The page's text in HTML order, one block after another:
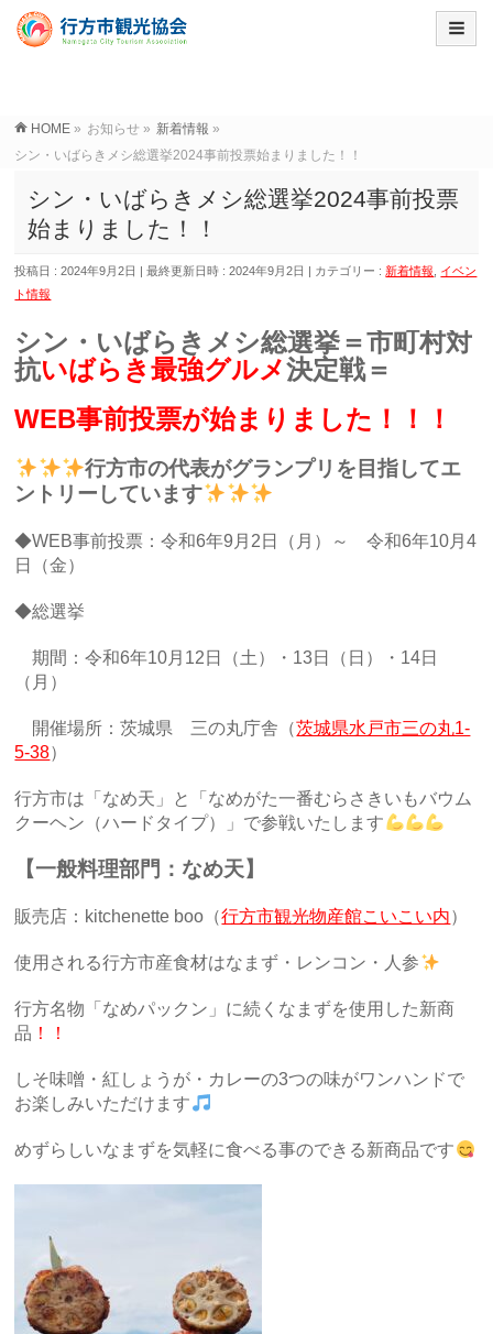
HOME » お知らせ » 新着情報 »
シン・いばらきメシ総選挙2024事前投票始まりました！！
シン・いばらきメシ総選挙2024事前投票
始まりました！！
投稿日 : 2024年9月2日 最終更新日時 : 2024年9月2日 カテゴリー : 新着情報
イベン
ト情報
シン・いばらきメシ総選挙＝市町村対
抗いばらき最強グルメ決定戦＝
WEB事前投票が始まりました！！！
行方市の代表がグランプリを目指してエ
ントリーしています
◆WEB事前投票：令和6年9月2日（月）～ 令和6年10月4
日（金）
◆総選挙
期間：令和6年10月12日（土）・13日（日）・14日
（月）
開催場所：茨城県 三の丸庁舎（茨城県水戸市三の丸1-
5-38）
行方市は「なめ天」と「なめがた一番むらさきいもバウム
クーヘン（ハードタイプ）」で参戦いたします
【一般料理部門：なめ天】
販売店：kitchenette boo（行方市観光物産館こいこい内）
使用される行方市産食材はなまず・レンコン・人参
行方名物「なめパックン」に続くなまずを使用した新商
品 ！！
しそ味噌・紅しょうが・カレーの3つの味がワンハンドで
お楽しみいただけます
めずらしいなまずを気軽に食べる事のできる新商品です